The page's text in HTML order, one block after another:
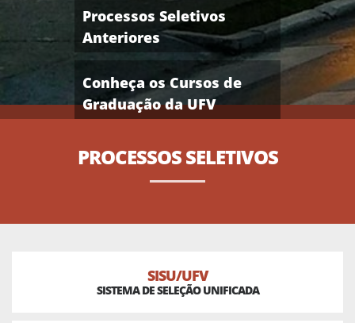
Processos Seletivos
Anteriores
Conheça os Cursos de
Graduação da UFV
PROCESSOSSELETIVOS
SISU/UFV
SISTEMA DE SELEÇÃO UNIFICADA